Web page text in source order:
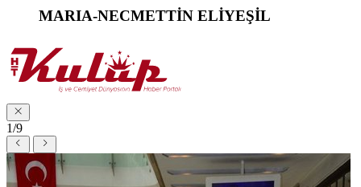
MARIA-NECMETTİN ELİYEŞİL
1/9